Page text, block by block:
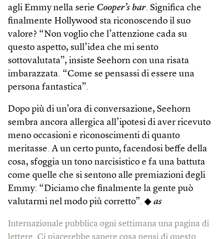
agli Emmy nella serie Cooper’s bar. Significa che
finalmente Hollywood sta riconoscendo il suo
valore? “Non voglio che l’attenzione cada su
questo aspetto, sull’idea che mi sento
sottovalutata”, insiste Seehorn con una risata
imbarazzata. “Come se pensassi di essere una
persona fantastica”.
Dopo più di un’ora di conversazione, Seehorn
sembra ancora allergica all’ipotesi di aver ricevuto
meno occasioni e riconoscimenti di quanto
meritasse. A un certo punto, facendosi beffe della
cosa, sfoggia un tono narcisistico e fa una battuta
come quelle che si sentono alle premiazioni degli
Emmy: “Diciamo che finalmente la gente può
valutarmi nel modo più corretto”. ◆ as
Internazionale pubblica ogni settimana una pagina di
lettere. Ci piacerebbe sapere cosa pensi di questo